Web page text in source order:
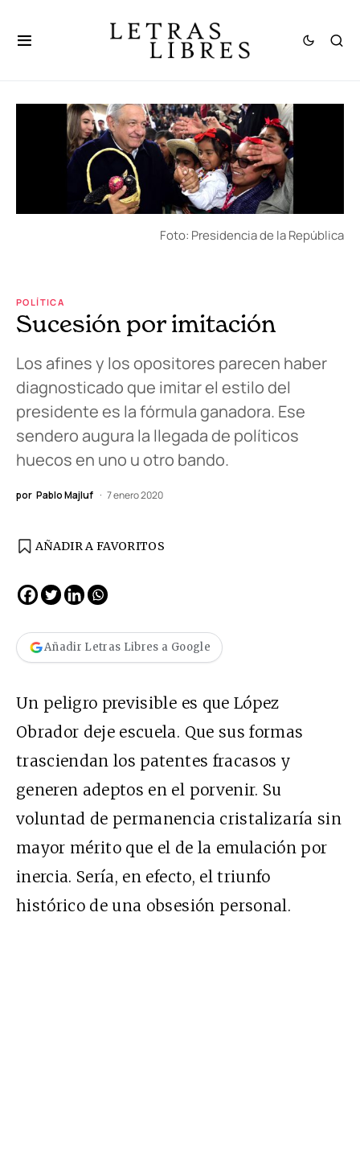
Foto: Presidencia de la República
POLÍTICA
Sucesión por imitación
Los afines y los opositores parecen haber
diagnosticado que imitar el estilo del
presidente es la fórmula ganadora. Ese
sendero augura la llegada de políticos
huecos en uno u otro bando.
por Pablo Majluf 7 enero 2020
AÑADIR A FAVORITOS
Añadir Letras Libres a Google
Un peligro previsible es que López
Obrador deje escuela. Que sus formas
trasciendan los patentes fracasos y
generen adeptos en el porvenir. Su
voluntad de permanencia cristalizaría sin
mayor mérito que el de la emulación por
inercia. Sería, en efecto, el triunfo
histórico de una obsesión personal.